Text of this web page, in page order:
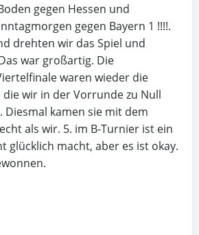
gegen Hessen und
gegen Bayern 1 !!!!.
drehten wir das Spiel und
war großartig. Die
waren wieder die
die wir in der Vorrunde zu Null
Diesmal kamen sie mit dem
als wir. 5. im B-Turnier ist ein
glücklich macht, aber es ist okay.